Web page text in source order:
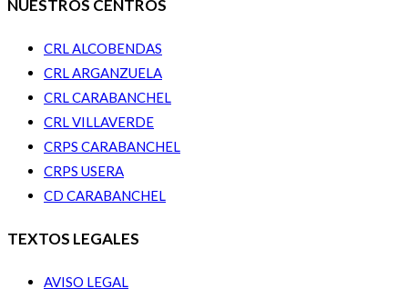
NUESTROS CENTROS
CRL ALCOBENDAS
CRL ARGANZUELA
CRL CARABANCHEL
CRL VILLAVERDE
CRPS CARABANCHEL
CRPS USERA
CD CARABANCHEL
TEXTOS LEGALES
AVISO LEGAL